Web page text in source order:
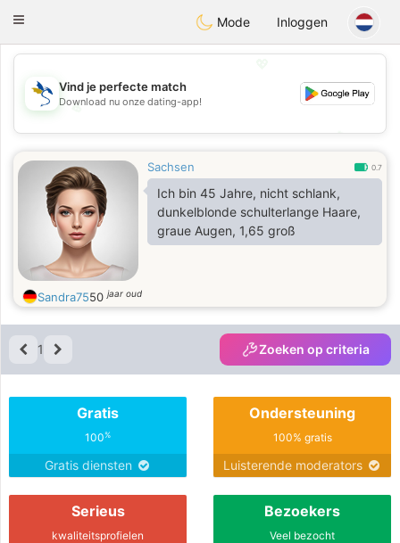
SvenskaDating
Toggle
Mode Inloggen
💖
💕
Vind je perfecte match
Download nu onze dating-app!
Sachsen 0.7
Ich bin 45 Jahre, nicht schlank,
dunkelblonde schulterlange Haare,
graue Augen, 1,65 groß
Sandra7550jaar oud
1 Zoeken op criteria
Gratis
100%
Gratis diensten
Ondersteuning
100% gratis
Luisterende moderators
Serieus
kwaliteitsprofielen
Bezoekers
Veel bezocht